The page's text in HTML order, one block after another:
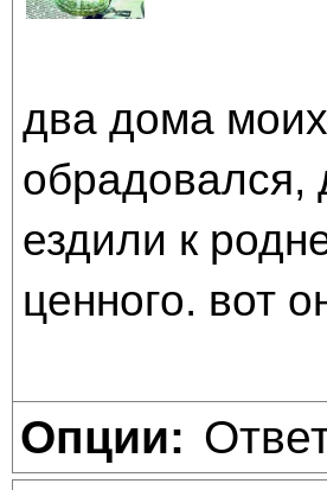
два дома
обрадовался,
ездили к
ценного. вот
Опции: